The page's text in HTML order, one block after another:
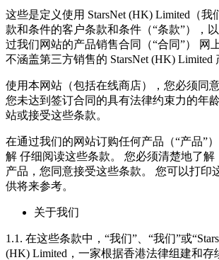
这些是定义使用 StarsNet (HK) Limited（我
款和条件的客户条款和条件（“条款”），
过我们网站的产品销售合同（“合同”） 网
不涵盖第三方销售的 StarsNet (HK) Limited
使用本网站（包括在线商店），您必须同
您未达到签订合同的具有法律约束力的年
站或接受这些条款。
在通过我们的网站订购任何产品（“产品”
解 仔细阅读这些条款。 您必须清楚地了解
产品，您同意接受这些条款。 您可以打印
供将来参考。
关于我们
1.1. 在这些条款中，“我们”、“我们”或
(HK) Limited，一家根据香港法律组建和存